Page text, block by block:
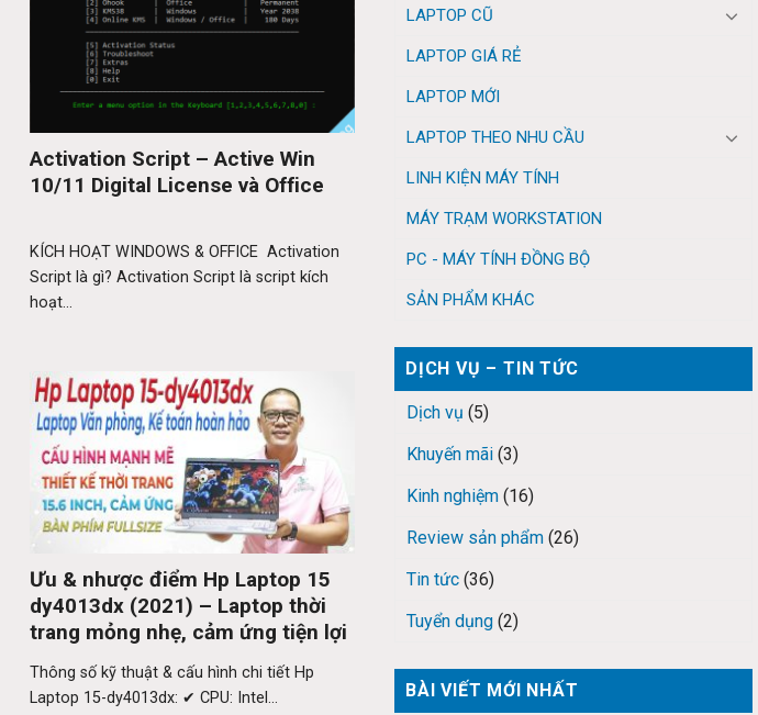
Activation Script – Active Win
10/11 Digital License và Office
KÍCH HOẠT WINDOWS & OFFICE Activation
Script là gì? Activation Script là script kích
hoạt...
Ưu & nhược điểm Hp Laptop 15
dy4013dx (2021) – Laptop thời
trang mỏng nhẹ, cảm ứng tiện lợi
Thông số kỹ thuật & cấu hình chi tiết Hp
Laptop 15-dy4013dx: ✔ CPU: Intel...
LAPTOP CŨ
LAPTOP GIÁ RẺ
LAPTOP MỚI
LAPTOP THEO NHU CẦU
LINH KIỆN MÁY TÍNH
MÁY TRẠM WORKSTATION
PC - MÁY TÍNH ĐỒNG BỘ
SẢN PHẨM KHÁC
DỊCH VỤ – TIN TỨC
Dịch vụ (5)
Khuyến mãi (3)
Kinh nghiệm (16)
Review sản phẩm (26)
Tin tức (36)
Tuyển dụng (2)
BÀI VIẾT MỚI NHẤT